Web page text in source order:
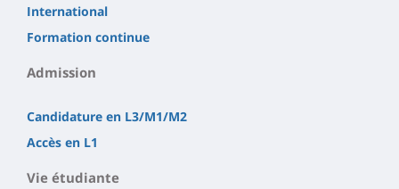
International
Formation continue
Admission
Candidature en L3/M1/M2
Accès en L1
Vie étudiante